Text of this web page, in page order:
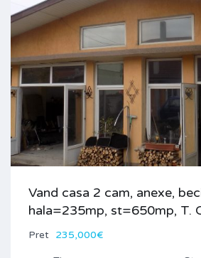
Vand casa 2 cam, anexe,
hala=235mp, st=650mp, T.
Pret 235,000€